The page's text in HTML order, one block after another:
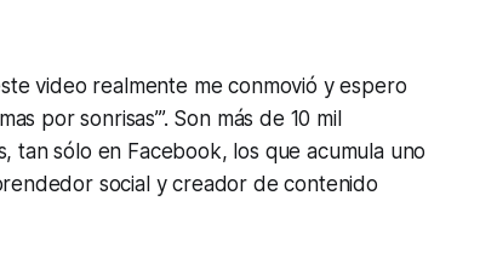
video realmente me conmovió y espero
por sonrisas’”. Son más de 10 mil
tan sólo en Facebook, los que acumula uno
social y creador de contenido